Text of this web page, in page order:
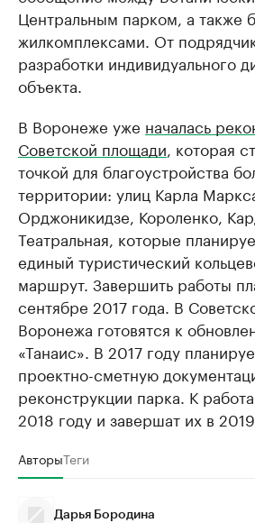
Центральным парком, а также
жилкомплексами. От
разработки индивидуального
объекта.
В Воронеже уже началась
Советской площади , которая
точкой для благоустройства
территории: улиц Карла
Орджоникидзе, Короленко,
Театральная, которые
единый туристический
маршрут. Завершить работы
сентябре 2017 года. В
Воронежа готовятся к
«Танаис». В 2017 году
проектно-сметную
реконструкции парка. К
2018 году и завершат их в
АвторыТеги
Дарья Бородина